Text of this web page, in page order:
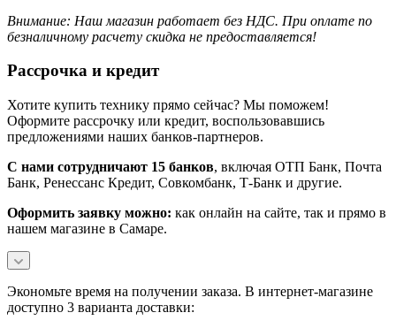
Внимание: Наш магазин работает без НДС. При оплате по
безналичному расчету скидка не предоставляется!
Рассрочка и кредит
Хотите купить технику прямо сейчас? Мы поможем!
Оформите рассрочку или кредит, воспользовавшись
предложениями наших банков-партнеров.
С нами сотрудничают 15 банков, включая ОТП Банк, Почта
Банк, Ренессанс Кредит, Совкомбанк, Т-Банк и другие.
Оформить заявку можно: как онлайн на сайте, так и прямо в
нашем магазине в Самаре.
Экономьте время на получении заказа. В интернет-магазине
доступно 3 варианта доставки: